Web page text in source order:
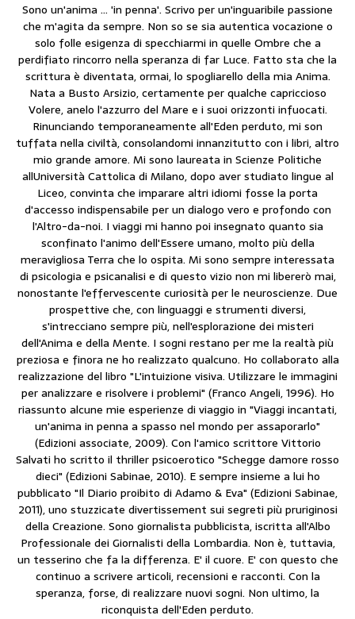
Sono un'anima ... 'in penna'. Scrivo per un'inguaribile passione
che m'agita da sempre. Non so se sia autentica vocazione o
solo folle esigenza di specchiarmi in quelle Ombre che a
perdifiato rincorro nella speranza di far Luce. Fatto sta che la
scrittura è diventata, ormai, lo spogliarello della mia Anima.
Nata a Busto Arsizio, certamente per qualche capriccioso
Volere, anelo l'azzurro del Mare e i suoi orizzonti infuocati.
Rinunciando temporaneamente all'Eden perduto, mi son
tuffata nella civiltà, consolandomi innanzitutto con i libri, altro
mio grande amore. Mi sono laureata in Scienze Politiche
allUniversità Cattolica di Milano, dopo aver studiato lingue al
Liceo, convinta che imparare altri idiomi fosse la porta
d'accesso indispensabile per un dialogo vero e profondo con
l'Altro-da-noi. I viaggi mi hanno poi insegnato quanto sia
sconfinato l'animo dell'Essere umano, molto più della
meravigliosa Terra che lo ospita. Mi sono sempre interessata
di psicologia e psicanalisi e di questo vizio non mi libererò mai,
nonostante l'effervescente curiosità per le neuroscienze. Due
prospettive che, con linguaggi e strumenti diversi,
s'intrecciano sempre più, nell'esplorazione dei misteri
dell'Anima e della Mente. I sogni restano per me la realtà più
preziosa e finora ne ho realizzato qualcuno. Ho collaborato alla
realizzazione del libro "L'intuizione visiva. Utilizzare le immagini
per analizzare e risolvere i problemi" (Franco Angeli, 1996). Ho
riassunto alcune mie esperienze di viaggio in "Viaggi incantati,
un'anima in penna a spasso nel mondo per assaporarlo"
(Edizioni associate, 2009). Con l'amico scrittore Vittorio
Salvati ho scritto il thriller psicoerotico "Schegge damore rosso
dieci" (Edizioni Sabinae, 2010). E sempre insieme a lui ho
pubblicato "Il Diario proibito di Adamo & Eva" (Edizioni Sabinae,
2011), uno stuzzicate divertissement sui segreti più pruriginosi
della Creazione. Sono giornalista pubblicista, iscritta all'Albo
Professionale dei Giornalisti della Lombardia. Non è, tuttavia,
un tesserino che fa la differenza. E' il cuore. E' con questo che
continuo a scrivere articoli, recensioni e racconti. Con la
speranza, forse, di realizzare nuovi sogni. Non ultimo, la
riconquista dell'Eden perduto.